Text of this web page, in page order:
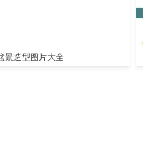
景造型图片大全